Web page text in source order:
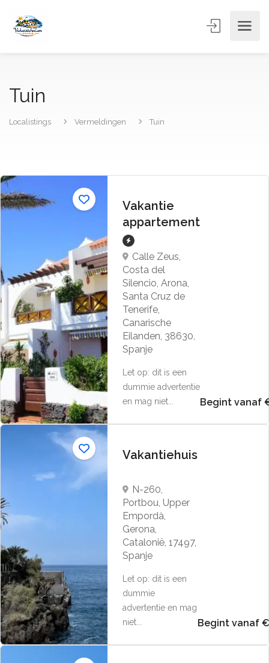
Tuin
Localistings Vermeldingen Tuin
Vakantie
appartement
Calle Zeus,
Costa del
Silencio, Arona,
Santa Cruz de
Tenerife,
Canarische
Eilanden, 38630,
Spanje
Let op: dit is een
dummie advertentie
en mag niet...
Begint vanaf
Vakantiehuis
N-260,
Portbou, Upper
Empordà,
Gerona,
Catalonië, 17497,
Spanje
Let op: dit is een
dummie
advertentie en mag
niet...
Begint vanaf